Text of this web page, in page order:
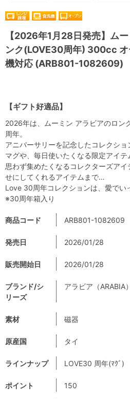
【2026年1月28日発売】ム
ンク(LOVE30周年) 300cc オ
機対応 (ARB801-1082609)
【ギフト好適品】
商品コード ARB801-1082609
発売日 2026/01/28
販売開始日 2026/01/28
ブランド/シ
リーズ
アラビア（ARABIA
素材 磁器
原産国 タイ
ラインナップ LOVE30 周年(ﾏｸﾞ)
ポイント 150
2026年は、ムーミン アラビアのロン
周年。
アニバーサリーを記念したコレクシ
マグや、毎日使いたくなる限定アイテ
思わず集めたくなるコレクターズア
せにしてくれるアイテムまで…
Love 30周年コレクションは、愛でい
※30周年箱入り